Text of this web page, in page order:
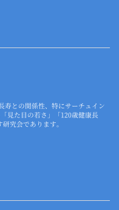
との関係性、特にサーチュイン
見た目の若さ」「120歳健康長
究会であります。